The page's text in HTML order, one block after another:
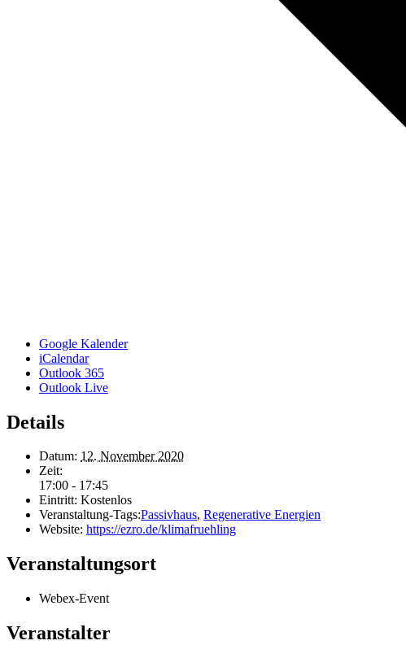
Google Kalender
iCalendar
Outlook 365
Outlook Live
Details
Datum: 12. November 2020
Zeit:
17:00 - 17:45
Eintritt: Kostenlos
Veranstaltung-Tags:Passivhaus, Regenerative Energien
Website: https://ezro.de/klimafruehling
Veranstaltungsort
Webex-Event
Veranstalter